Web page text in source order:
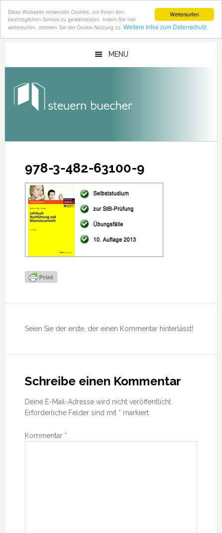
Weitersurfen
Diese Webseite verwendet Cookies, um Ihnen den
bestmöglichen Service zu gewährleisten. Indem Sie hier
weitersurfen, stimmen Sie der Cookie-Nutzung zu. Weitere Infos zum Datenschutz.
Zum
Zur
MENU
978-3-482-63100-9
Interaktionen
Seien Sie der erste, der einen Kommentar hinterlässt!
Schreibe einen Kommentar
Deine E-Mail-Adresse wird nicht veröffentlicht.
Erforderliche Felder sind mit * markiert
Kommentar *